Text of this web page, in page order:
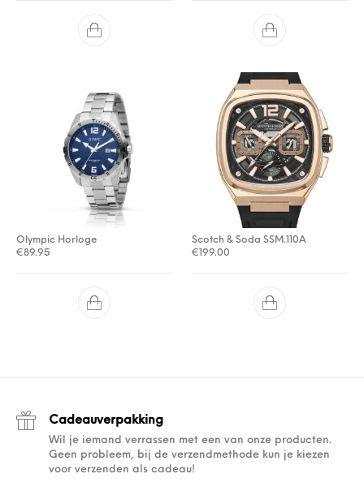
Olympic Horloge
€89.95
Scotch & Soda SSM.110A
€199.00
Cadeauverpakking
Wil je iemand verrassen met een van onze producten.
Geen probleem, bij de verzendmethode kun je kiezen
voor verzenden als cadeau!